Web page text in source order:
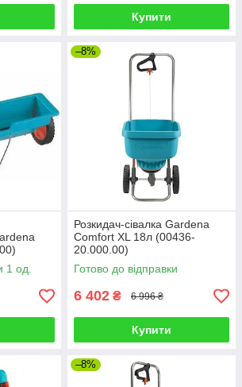
Купити
1 од.
–8%
Розкидач-сівалка Gardena
Comfort XL 18л (00436-
20.000.00)
Готово до відправки
6 402 ₴ 6 996 ₴
Купити
–8%